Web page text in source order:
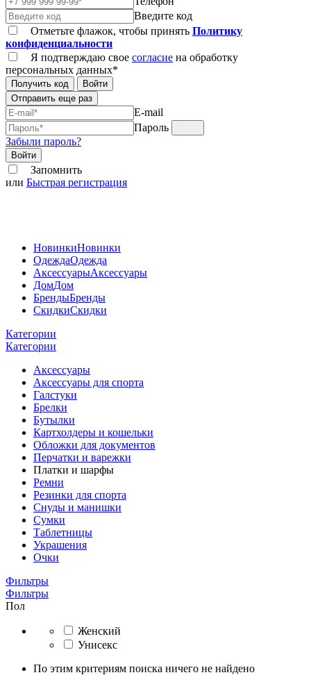
Введите код
Отметьте флажок, чтобы принять Политику
конфиденциальности
Я подтверждаю свое согласие на обработку
персональных данных*
Получить код
Войти
Отправить еще раз
E-mail
Пароль
Забыли пароль?
Войти
Запомнить
или Быстрая регистрация
НовинкиНовинки
ОдеждаОдежда
АксессуарыАксессуары
ДомДом
БрендыБренды
СкидкиСкидки
Категории
Категории
Аксессуары
Аксессуары для спорта
Галстуки
Брелки
Бутылки
Картхолдеры и кошельки
Обложки для документов
Перчатки и варежки
Платки и шарфы
Ремни
Резинки для спорта
Снуды и манишки
Сумки
Таблетницы
Украшения
Очки
Фильтры
Фильтры
Пол
Женский
Унисекс
По этим критериям поиска ничего не найдено